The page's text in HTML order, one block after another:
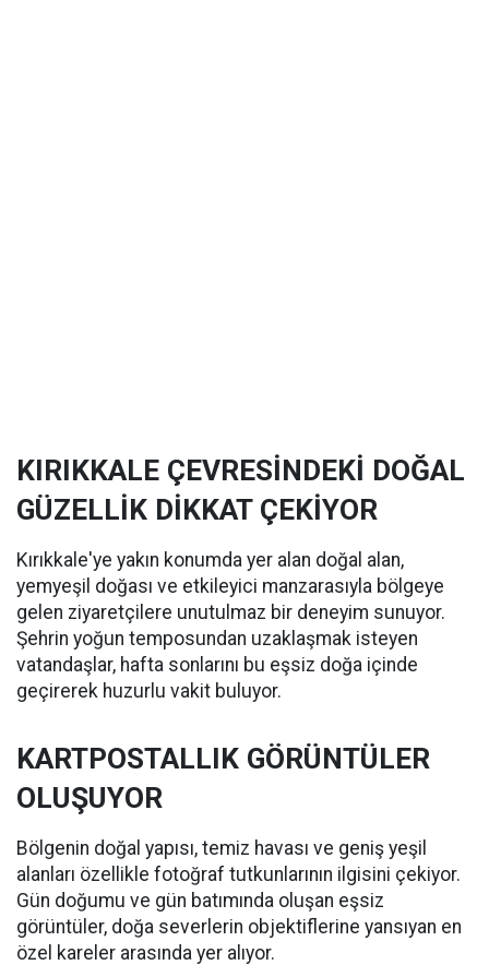
KIRIKKALE ÇEVRESİNDEKİ DOĞAL
GÜZELLİK DİKKAT ÇEKİYOR
Kırıkkale'ye yakın konumda yer alan doğal alan,
yemyeşil doğası ve etkileyici manzarasıyla bölgeye
gelen ziyaretçilere unutulmaz bir deneyim sunuyor.
Şehrin yoğun temposundan uzaklaşmak isteyen
vatandaşlar, hafta sonlarını bu eşsiz doğa içinde
geçirerek huzurlu vakit buluyor.
KARTPOSTALLIK GÖRÜNTÜLER
OLUŞUYOR
Bölgenin doğal yapısı, temiz havası ve geniş yeşil
alanları özellikle fotoğraf tutkunlarının ilgisini çekiyor.
Gün doğumu ve gün batımında oluşan eşsiz
görüntüler, doğa severlerin objektiflerine yansıyan en
özel kareler arasında yer alıyor.